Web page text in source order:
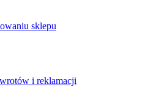
sklepu
i reklamacji